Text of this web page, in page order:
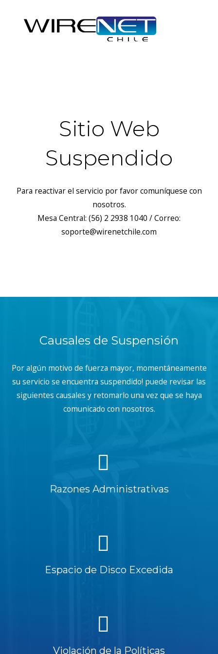
With, Content-Type, Accept");
Sitio Web
Suspendido
Para reactivar el servicio por favor comuníquese con
nosotros.
Mesa Central: (56) 2 2938 1040 / Correo:
soporte@wirenetchile.com
Causales de Suspensión
Por algún motivo de fuerza mayor, momentáneamente
su servicio se encuentra suspendido! puede revisar las
siguientes causales y retomarlo una vez que se haya
comunicado con nosotros.
Razones Administrativas
Espacio de Disco Excedida
Violación de la Políticas